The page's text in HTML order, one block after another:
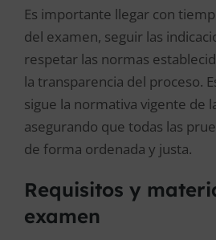
Es importante llegar con
del examen, seguir las
respetar las normas
la transparencia del proceso.
sigue la normativa vigente de
asegurando que todas las
de forma ordenada y justa.
Requisitos y
examen